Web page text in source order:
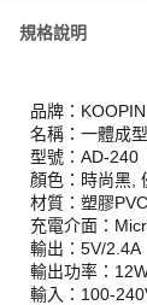
規格說明
品牌：KOOPIN
名稱：一體成
型號：AD-240
顏色：時尚黑,
材質：塑膠
充電介面：
輸出：5V/2.4A
輸出功率：
輸入：100-